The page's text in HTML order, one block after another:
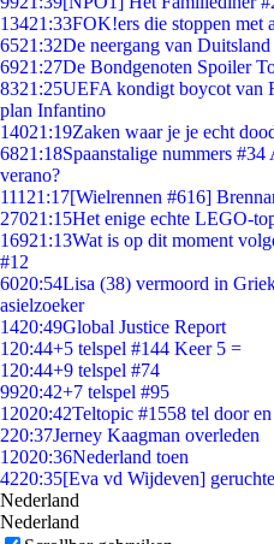
13421:33FOK!ers die stoppen met
6521:32De neergang van
6921:27De Bondgenoten Spoiler
8321:25UEFA kondigt boycot van
plan Infantino
14021:19Zaken waar je je echt
6821:18Spaanstalige nummers #34
verano?
111 21:17[Wielrennen #616]
27021:15Het enige echte LEGO-
16921:13Wat is op dit moment
#12
6020:54Lisa (38) vermoord in
asielzoeker
1420:49Global Justice Report
1 20:44+5 telspel #144 Keer 5 =
1 20:44+9 telspel #74
9920:42+7 telspel #95
12020:42Teltopic #1558 tel door
220:37Jerney Kaagman overleden
12020:36Nederland toen
4220:35[Eva vd Wijdeven]
Nederland
Nederland